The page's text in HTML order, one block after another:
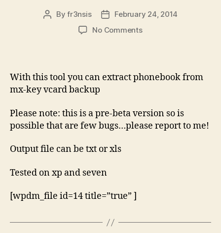
PostByfr3nsis
Post
date
February 24, 2014
No Commentson
PHONEBOOK
With this tool you can extract phonebook from
mx-key vcard backup
Please note: this is a pre-beta version so is
possible that are few bugs…please report to me!
Output file can be txt or xls
Tested on xp and seven
[wpdm_file id=14 title=”true” ]